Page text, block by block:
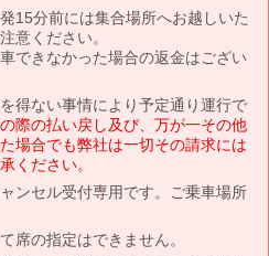
15分前には集合場所へお越しいた
意ください。
できなかった場合の返金はござい
得ない事情により予定通り運行で
際の払い戻し及び、万が一その他
場合でも弊社は一切その請求には
ください。
ンセル受付専用です。ご乗車場所
席の指定はできません。